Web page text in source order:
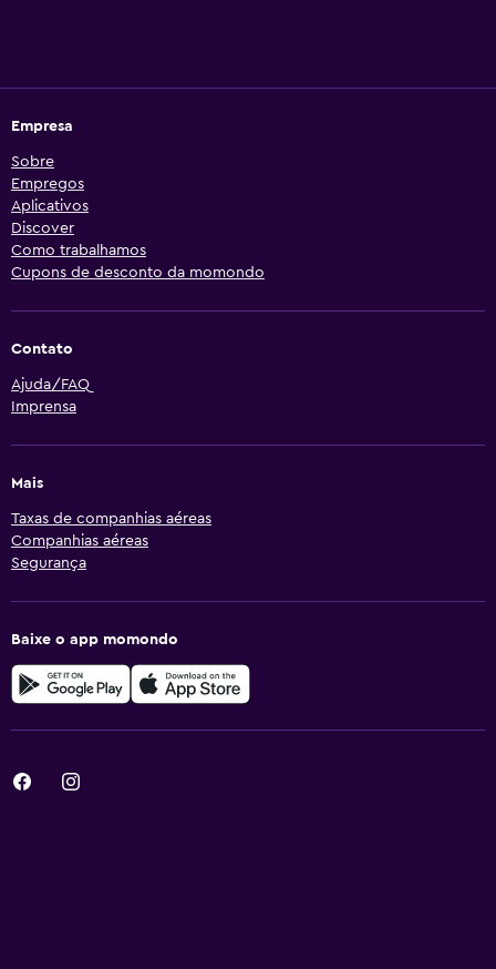
Empresa
Sobre
Empregos
Aplicativos
Discover
Como trabalhamos
Cupons de desconto da momondo
Contato
Ajuda/FAQ
Imprensa
Mais
Taxas de companhias aéreas
Companhias aéreas
Segurança
Baixe o app momondo